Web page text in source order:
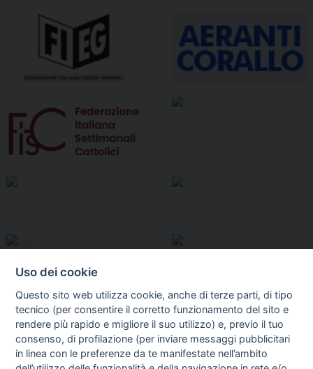
Uso dei cookie
Questo sito web utilizza cookie, anche di terze parti, di tipo
tecnico (per consentire il corretto funzionamento del sito e
rendere più rapido e migliore il suo utilizzo) e, previo il tuo
consenso, di profilazione (per inviare messaggi pubblicitari
in linea con le preferenze da te manifestate nell’ambito